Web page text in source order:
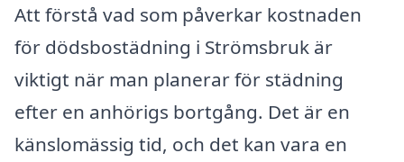
Att förstå vad som påverkar kostnaden
för dödsbostädning i Strömsbruk är
viktigt när man planerar för städning
efter en anhörigs bortgång. Det är en
känslomässig tid, och det kan vara en